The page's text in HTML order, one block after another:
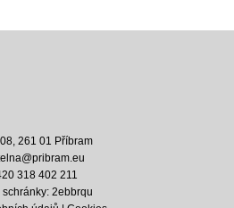
261 01 Příbram
318 402 211
schránky: 2ebbrqu